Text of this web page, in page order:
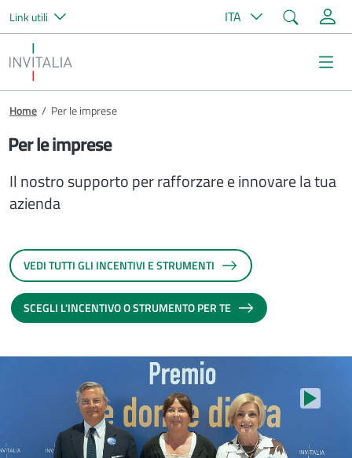
Salta al contenuto principale
Link utili ITA Cerca
Invitalia
Briciole di pane
Home / Per le imprese
Per le imprese
Il nostro supporto per rafforzare e innovare la tua
azienda
VEDI TUTTI GLI INCENTIVI E STRUMENTI
SCEGLI L'INCENTIVO O STRUMENTO PER TE
Stop